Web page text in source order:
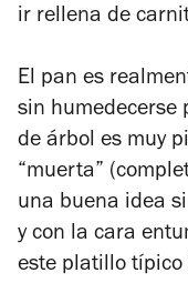
ir rellena de
El pan es
sin humedecerse
de árbol es muy
“muerta”
una buena idea
y con la cara
este platillo típico